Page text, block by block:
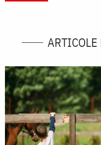
ARTICOLE